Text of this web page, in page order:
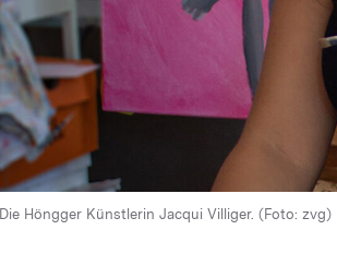
Die Höngger Künstlerin Jacqui Villiger. (Foto: zvg)